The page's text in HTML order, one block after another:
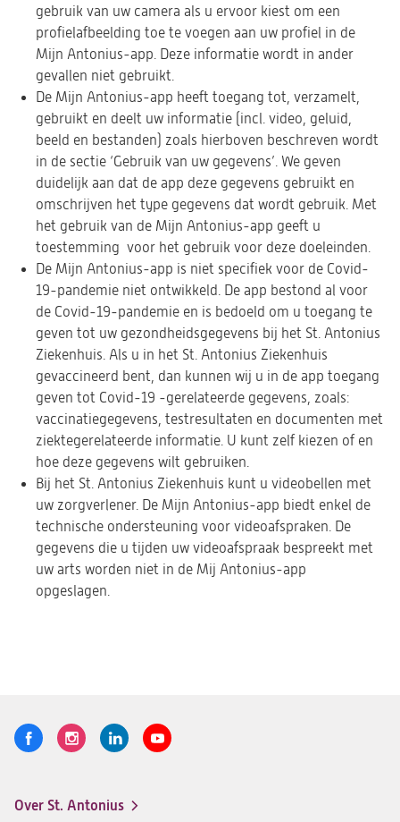
gebruik van uw camera als u ervoor kiest om een
profielafbeelding toe te voegen aan uw profiel in de
Mijn Antonius-app. Deze informatie wordt in ander
gevallen niet gebruikt.
De Mijn Antonius-app heeft toegang tot, verzamelt,
gebruikt en deelt uw informatie (incl. video, geluid,
beeld en bestanden) zoals hierboven beschreven wordt
in de sectie ‘Gebruik van uw gegevens’. We geven
duidelijk aan dat de app deze gegevens gebruikt en
omschrijven het type gegevens dat wordt gebruik. Met
het gebruik van de Mijn Antonius-app geeft u
toestemming voor het gebruik voor deze doeleinden.
De Mijn Antonius-app is niet specifiek voor de Covid-
19-pandemie niet ontwikkeld. De app bestond al voor
de Covid-19-pandemie en is bedoeld om u toegang te
geven tot uw gezondheidsgegevens bij het St. Antonius
Ziekenhuis. Als u in het St. Antonius Ziekenhuis
gevaccineerd bent, dan kunnen wij u in de app toegang
geven tot Covid-19 -gerelateerde gegevens, zoals:
vaccinatiegegevens, testresultaten en documenten met
ziektegerelateerde informatie. U kunt zelf kiezen of en
hoe deze gegevens wilt gebruiken.
Bij het St. Antonius Ziekenhuis kunt u videobellen met
uw zorgverlener. De Mijn Antonius-app biedt enkel de
technische ondersteuning voor videoafspraken. De
gegevens die u tijden uw videoafspraak bespreekt met
uw arts worden niet in de Mij Antonius-app
opgeslagen.
Volg
Logo
een
Logo
een
Logo
een
Logo
Over St. Antonius